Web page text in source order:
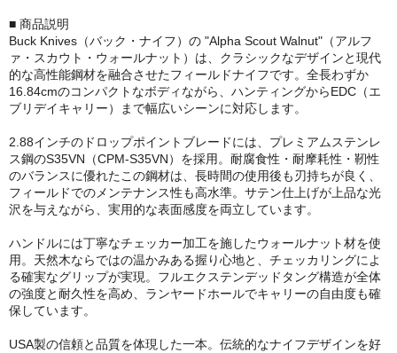
■ 商品説明
Buck Knives（バック・ナイフ）の "Alpha Scout Walnut"（アルフ
ァ・スカウト・ウォールナット）は、クラシックなデザインと現代
的な高性能鋼材を融合させたフィールドナイフです。全長わずか
16.84cmのコンパクトなボディながら、ハンティングからEDC（エ
ブリデイキャリー）まで幅広いシーンに対応します。
2.88インチのドロップポイントブレードには、プレミアムステンレ
ス鋼のS35VN（CPM-S35VN）を採用。耐腐食性・耐摩耗性・靭性
のバランスに優れたこの鋼材は、長時間の使用後も刃持ちが良く、
フィールドでのメンテナンス性も高水準。サテン仕上げが上品な光
沢を与えながら、実用的な表面感度を両立しています。
ハンドルには丁寧なチェッカー加工を施したウォールナット材を使
用。天然木ならではの温かみある握り心地と、チェッカリングによ
る確実なグリップが実現。フルエクステンデッドタング構造が全体
の強度と耐久性を高め、ランヤードホールでキャリーの自由度も確
保しています。
USA製の信頼と品質を体現した一本。伝統的なナイフデザインを好